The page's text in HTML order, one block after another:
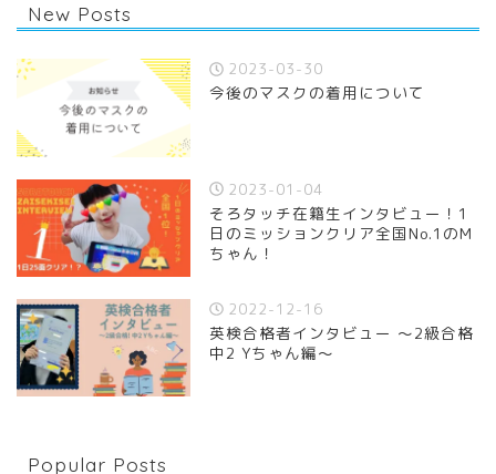
New Posts
2023-03-30
今後のマスクの着用について
2023-01-04
そろタッチ在籍生インタビュー！1
日のミッションクリア全国No.1のM
ちゃん！
2022-12-16
英検合格者インタビュー 〜2級合格
中2 Yちゃん編〜
Popular Posts